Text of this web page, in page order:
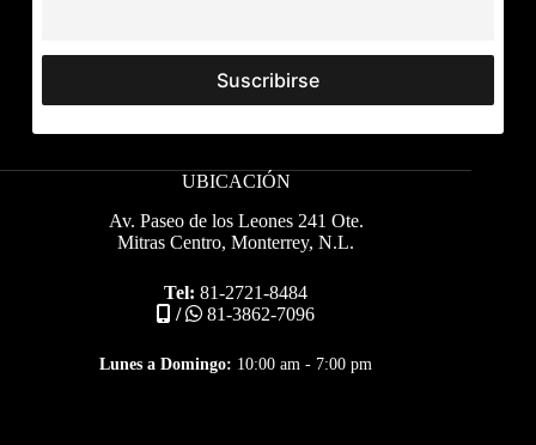
UBICACIÓN
Av. Paseo de los Leones 241 Ote.
Mitras Centro, Monterrey, N.L.
Tel: 81-2721-8484
/
81-3862-7096
Lunes a Domingo: 10:00 am - 7:00 pm